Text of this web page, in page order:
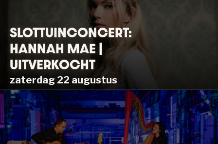
SLOTTUINCONCERT:
HANNAH MAE |
UITVERKOCHT
zaterdag 22 augustus